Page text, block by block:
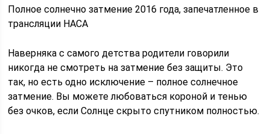
Полное солнечно затмение 2016 года, запечатленное в
трансляции НАСА
Наверняка с самого детства родители говорили
никогда не смотреть на затмение без защиты. Это
так, но есть одно исключение – полное солнечное
затмение. Вы можете любоваться короной и тенью
без очков, если Солнце скрыто спутником полностью.